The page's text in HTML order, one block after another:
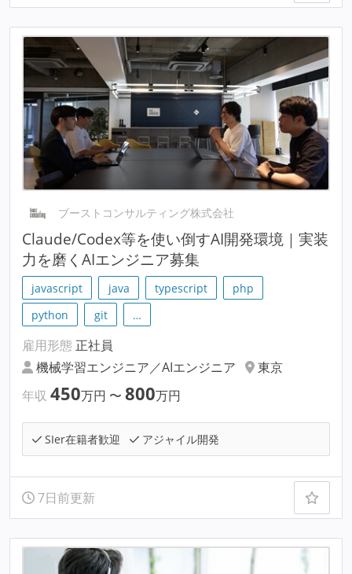
ブーストコンサルティング株式会社
Claude/Codex等を使い倒すAI開発環境｜実装
力を磨くAIエンジニア募集
javascript java typescript
php
python
git …
雇用形態 正社員
機械学習エンジニア／AIエンジニア
東京
年収 450万円 〜 800万円
SIer在籍者歓迎 アジャイル開発
7日前更新